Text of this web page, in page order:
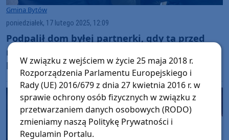
Gmina Bytów
poniedziałek, 17 lutego 2025, 12:09
Podpalił dom byłej partnerki, gdy ta przed
nim uciekła. Agresor zatrzymany przez
bytowskich policjantów
W związku z wejściem w życie 25 maja 2018 r.
Rozporządzenia Parlamentu Europejskiego i
Rady (UE) 2016/679 z dnia 27 kwietnia 2016 r. w
sprawie ochrony osób fizycznych w związku z
przetwarzaniem danych osobowych (RODO)
zmieniamy naszą Politykę Prywatności i
Regulamin Portalu.